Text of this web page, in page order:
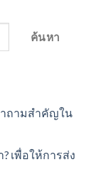
ค้นหา
ถามสำคัญใน
เพื่อให้การส่ง